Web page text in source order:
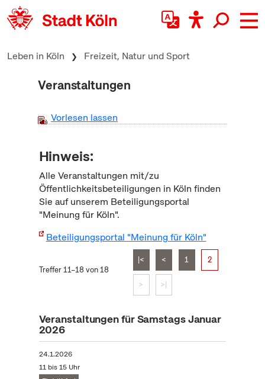
zum Inhalt springen
Leben in Köln Freizeit, Natur und Sport
Veranstaltungen
Vorlesen lassen
Hinweis:
Alle Veranstaltungen mit/zu
Öffentlichkeitsbeteiligungen in Köln finden
Sie auf unserem Beteiligungsportal
"Meinung für Köln".
Beteiligungsportal "Meinung für Köln"
Treffer 11–18 von 18
|< < 1 2
> >|
Veranstaltungen für Samstags Januar
2026
24.1.2026
11 bis 15 Uhr